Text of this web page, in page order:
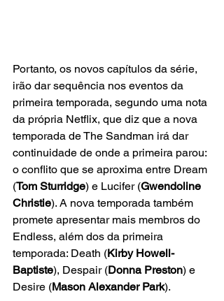
Portanto, os novos capítulos da série,
irão dar sequência nos eventos da
primeira temporada, segundo uma nota
da própria Netflix, que diz que a nova
temporada de The Sandman irá dar
continuidade de onde a primeira parou:
o conflito que se aproxima entre Dream
(Tom Sturridge) e Lucifer (Gwendoline
Christie). A nova temporada também
promete apresentar mais membros do
Endless, além dos da primeira
temporada: Death (Kirby Howell-
Baptiste), Despair (Donna Preston) e
Desire (Mason Alexander Park).